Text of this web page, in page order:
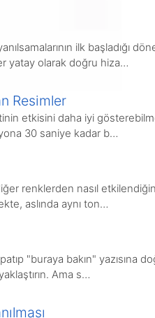
ilk başladığı
yatay olarak doğru hiza…
Resimler
etkisini daha iyi
30 saniye kadar b…
renklerden nasıl etkilendiğini
aslında aynı ton…
"buraya bakın" yazısına
Ama s…